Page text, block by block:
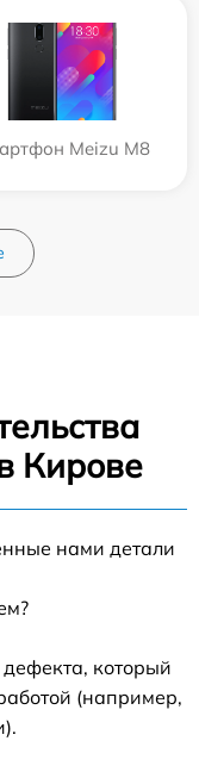
Meizu M8
Кирове
нами детали
который
(например,